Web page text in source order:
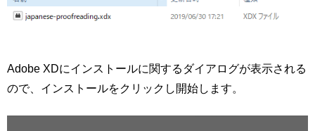
Adobe XDにインストールに関するダイアログが表示される
ので、インストールをクリックし開始します。